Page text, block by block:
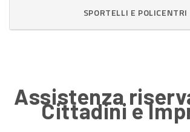
SPORTELLI E POLICENTRI
Assistenza
Cittadini e